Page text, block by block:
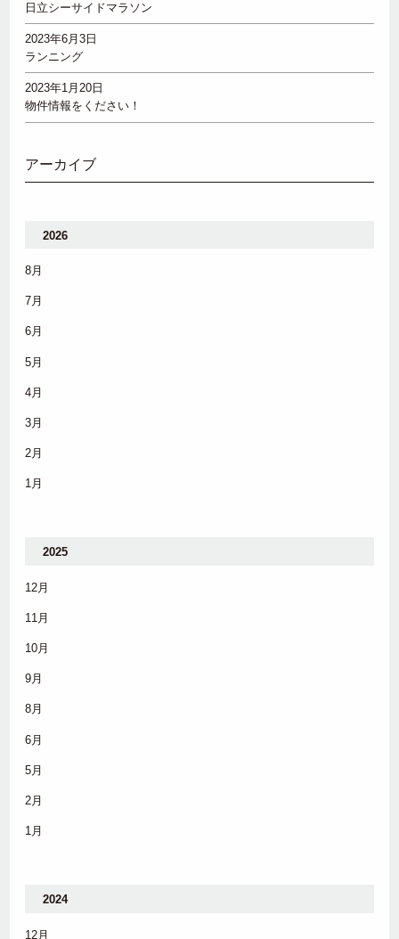
日立シーサイドマラソン
2023年6月3日
ランニング
2023年1月20日
物件情報をください！
アーカイブ
2026
8月
7月
6月
5月
4月
3月
2月
1月
2025
12月
11月
10月
9月
8月
6月
5月
2月
1月
2024
12月